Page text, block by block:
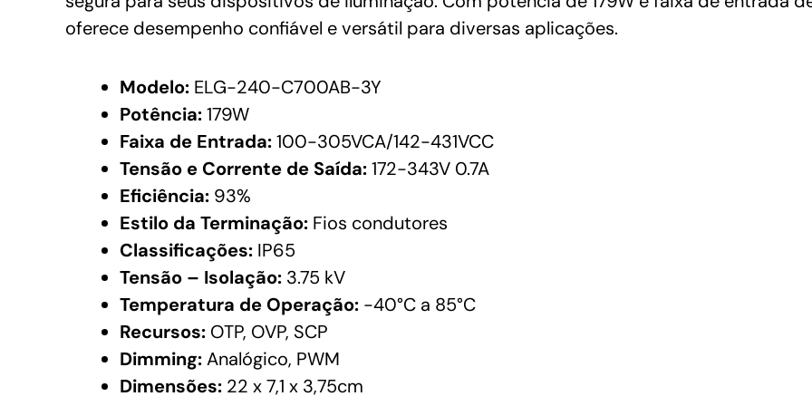
oferece desempenho confiável e versátil para diversas aplicações.
Modelo: ELG-240-C700AB-3Y
Potência:179W
Faixa de Entrada:100-305VCA/142-431VCC
Tensão e Corrente de Saída:172-343V 0.7A
Eficiência: 93%
Estilo da Terminação: Fios condutores
Classificações: IP65
Tensão – Isolação: 3.75 kV
Temperatura de Operação: -40°C a 85°C
Recursos: OTP, OVP, SCP
Dimming:Analógico, PWM
Dimensões: 22 x 7,1 x 3,75cm